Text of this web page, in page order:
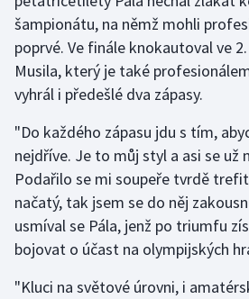
Judo
Krasobruslení
Lyže a snowboard
Moderní pětiboj
Motorsport
Olympijské hry
šampionátu, na němž mohli
poprvé. Ve finále knokautoval ve
Musila, který je také
vyhrál i předešlé dva zápasy.
"Do každého zápasu jdu s tím,
nejdříve. Je to můj styl a asi se už
Podařilo se mi soupeře tvrdě
načatý, tak jsem se do něj
usmíval se Pála, jenž po triumfu
bojovat o účast na olympijských
"Kluci na světové úrovni, i